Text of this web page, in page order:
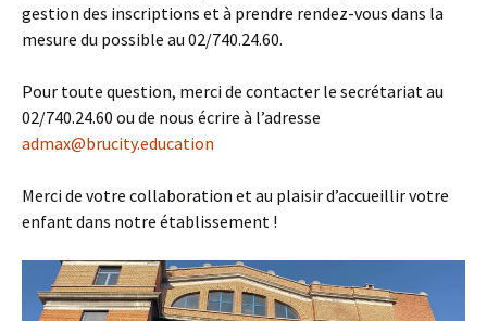
gestion des inscriptions et à prendre rendez-vous dans la
mesure du possible au 02/740.24.60.
Pour toute question, merci de contacter le secrétariat au
02/740.24.60 ou de nous écrire à l’adresse
admax@brucity.education
Merci de votre collaboration et au plaisir d’accueillir votre
enfant dans notre établissement !